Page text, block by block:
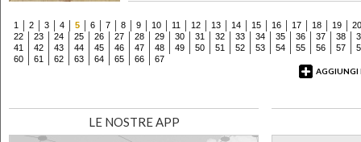
1 2 3 4 5 6 7 8 9 10 11 12 13 14 15 16 17 18 19
20
22
23 24 25 26 27 28 29 30 31 32 33 34 35 36 37 38
41
42 43 44 45 46 47 48 49 50 51 52 53 54 55 56 57
60
61 62 63 64 65 66
67
AGGIUNGI
LE NOSTRE APP